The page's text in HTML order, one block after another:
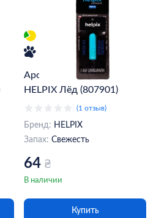
Ароматизатор жидкий
HELPIX Лёд (807901)
(1 отзыв)
Бренд: HELPIX
Запах: Свежесть
64 ₴
В наличии
Купить